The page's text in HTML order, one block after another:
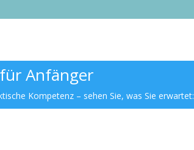
Anfänger
Kompetenz – sehen Sie, was Sie erwartet: